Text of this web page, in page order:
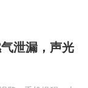
泄漏，声光